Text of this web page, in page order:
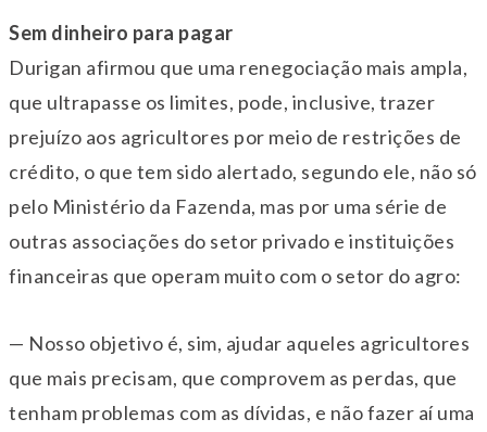
Sem dinheiro para pagar
Durigan afirmou que uma renegociação mais ampla,
que ultrapasse os limites, pode, inclusive, trazer
prejuízo aos agricultores por meio de restrições de
crédito, o que tem sido alertado, segundo ele, não só
pelo Ministério da Fazenda, mas por uma série de
outras associações do setor privado e instituições
financeiras que operam muito com o setor do agro:
— Nosso objetivo é, sim, ajudar aqueles agricultores
que mais precisam, que comprovem as perdas, que
tenham problemas com as dívidas, e não fazer aí uma